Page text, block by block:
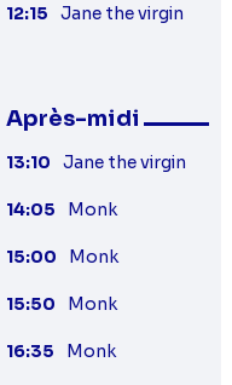
12:15 Jane the virgin
Après-midi
13:10 Jane the virgin
14:05 Monk
15:00 Monk
15:50 Monk
16:35 Monk